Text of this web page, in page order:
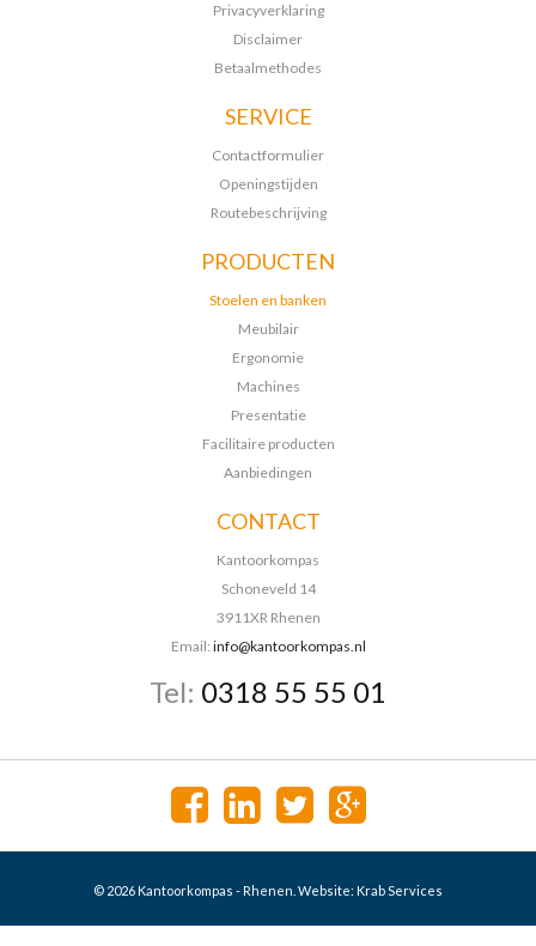
Privacyverklaring
Disclaimer
Betaalmethodes
SERVICE
Contactformulier
Openingstijden
Routebeschrijving
PRODUCTEN
Stoelen en banken
Meubilair
Ergonomie
Machines
Presentatie
Facilitaire producten
Aanbiedingen
CONTACT
Kantoorkompas
Schoneveld 14
3911XR Rhenen
Email: info@kantoorkompas.nl
Tel: 0318 55 55 01
© 2026 Kantoorkompas - Rhenen. Website: Krab Services